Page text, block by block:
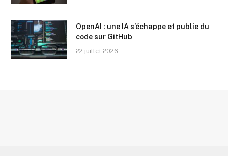
OpenAI : une IA s’échappe et publie du
code sur GitHub
22 juillet 2026